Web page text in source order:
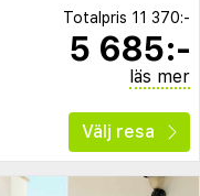
Totalpris 11 370:-
5 685:-
läs mer
Välj resa